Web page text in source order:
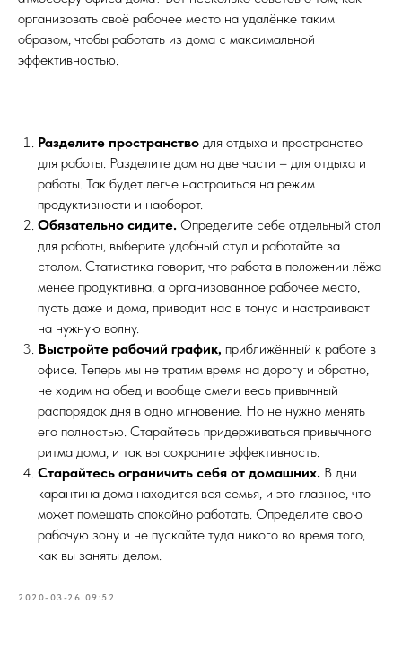
организовать своё рабочее место на удалёнке таким
образом, чтобы работать из дома с максимальной
эффективностью.
Разделите пространство для отдыха и пространство
для работы. Разделите дом на две части – для отдыха и
работы. Так будет легче настроиться на режим
продуктивности и наоборот.
Обязательно сидите. Определите себе отдельный стол
для работы, выберите удобный стул и работайте за
столом. Статистика говорит, что работа в положении лёжа
менее продуктивна, а организованное рабочее место,
пусть даже и дома, приводит нас в тонус и настраивают
на нужную волну.
Выстройте рабочий график, приближённый к работе в
офисе. Теперь мы не тратим время на дорогу и обратно,
не ходим на обед и вообще смели весь привычный
распорядок дня в одно мгновение. Но не нужно менять
его полностью. Старайтесь придерживаться привычного
ритма дома, и так вы сохраните эффективность.
Старайтесь ограничить себя от домашних. В дни
карантина дома находится вся семья, и это главное, что
может помешать спокойно работать. Определите свою
рабочую зону и не пускайте туда никого во время того,
как вы заняты делом.
2020-03-26 09:52